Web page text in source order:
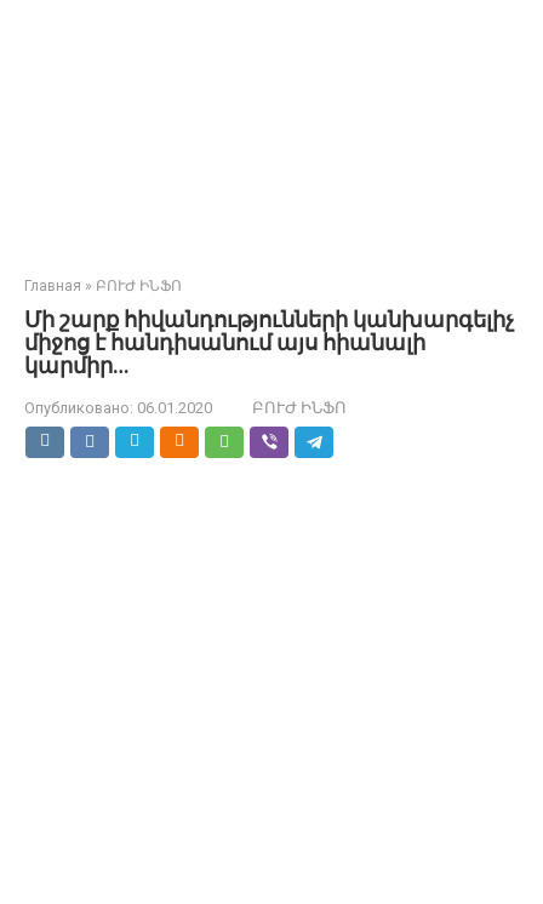
Главная » ԲՈՒԺ ԻՆՖՈ
Մի շարք հիվանդությունների կանխարգելիչ
միջոց է հանդիսանում այս հիանալի
կարմիր…
Опубликовано: 06.01.2020 ԲՈՒԺ ԻՆՖՈ